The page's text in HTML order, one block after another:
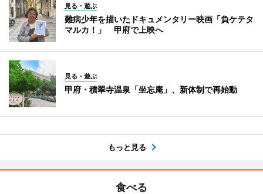
見る・遊ぶ
難病少年を描いたドキュメンタリー映画「負ケテタ
マルカ！」 甲府で上映へ
見る・遊ぶ
甲府・積翠寺温泉「坐忘庵」、新体制で再始動
もっと見る
食べる